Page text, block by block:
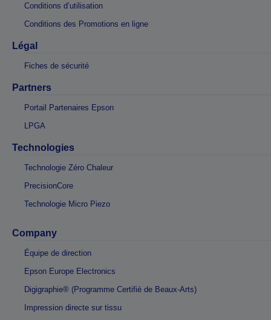
Conditions d’utilisation
Conditions des Promotions en ligne
Légal
Fiches de sécurité
Partners
Portail Partenaires Epson
LPGA
Technologies
Technologie Zéro Chaleur
PrecisionCore
Technologie Micro Piezo
Company
Équipe de direction
Epson Europe Electronics
Digigraphie® (Programme Certifié de Beaux-Arts)
Impression directe sur tissu